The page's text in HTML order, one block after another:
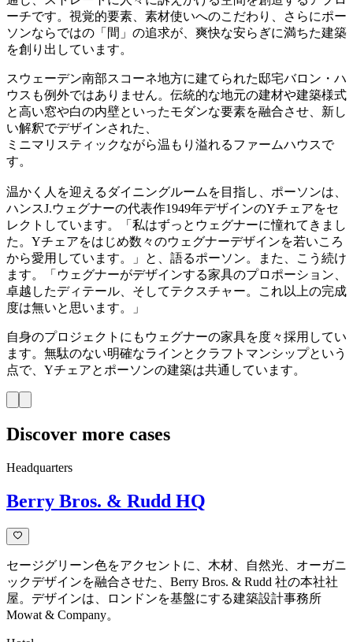
ーチです。視覚的要素、素材使いへのこだわり、さらにポー
ソンならではの「間」の追求が、爽快な安らぎに満ちた建築
を創り出しています。
スウェーデン南部スコーネ地方に建てられた邸宅バロン・ハ
ウスも例外ではありません。伝統的な地元の建材や建築様式
と高い窓や白の内壁といったモダンな要素を融合させ、新し
い解釈でデザインされた、
ミニマリスティックながら温もり溢れるファームハウスで
す。
温かく人を迎えるダイニングルームを目指し、ポーソンは、
ハンスJ.ウェグナーの代表作1949年デザインのYチェアをセ
レクトしています。「私はずっとウェグナーに憧れてきまし
た。Yチェアをはじめ数々のウェグナーデザインを若いころ
から愛用しています。」と、語るポーソン。また、こう続け
ます。「ウェグナーがデザインする家具のプロポーション、
卓越したディテール、そしてテクスチャー。これ以上の完成
度は無いと思います。」
自身のプロジェクトにもウェグナーの家具を度々採用してい
ます。無駄のない明確なラインとクラフトマンシップという
点で、Yチェアとポーソンの建築は共通しています。
Discover more cases
Headquarters
Berry Bros. & Rudd HQ
セージグリーン色をアクセントに、木材、自然光、オーガニ
ックデザインを融合させた、Berry Bros. & Rudd 社の本社社
屋。デザインは、ロンドンを基盤にする建築設計事務所
Mowat & Company。